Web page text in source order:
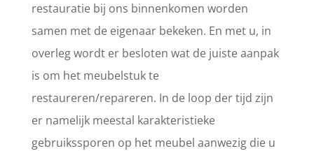
restauratie bij ons binnenkomen worden
samen met de eigenaar bekeken. En met u, in
overleg wordt er besloten wat de juiste aanpak
is om het meubelstuk te
restaureren/repareren. In de loop der tijd zijn
er namelijk meestal karakteristieke
gebruikssporen op het meubel aanwezig die u